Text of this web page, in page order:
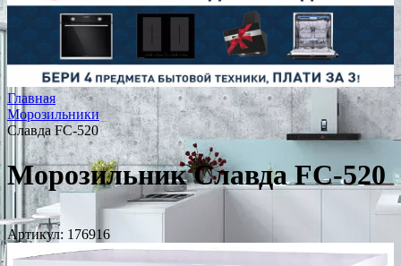
Главная
Морозильники
Славда FC-520
Морозильник Славда FC-520
Артикул: 176916